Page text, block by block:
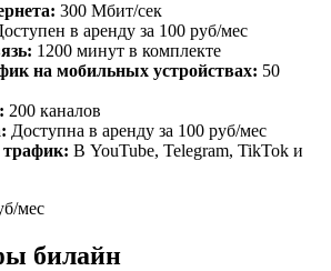
300 Мбит/сек
в аренду за 100 руб/мес
1200 минут в комплекте
на мобильных устройствах: 50
200 каналов
Доступна в аренду за 100 руб/мес
В YouTube, Telegram, TikTok и
мес
билайн